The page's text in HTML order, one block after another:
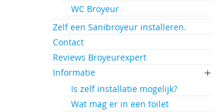
WC Broyeur
Zelf een Sanibroyeur installeren.
Contact
Reviews Broyeurexpert
Informatie
Is zelf installatie mogelijk?
Wat mag er in een toilet